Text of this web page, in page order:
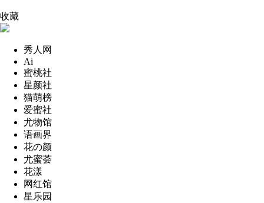
收藏
秀人网
Ai
蜜桃社
星颜社
猫萌榜
爱蜜社
尤物馆
语画界
花の颜
尤蜜荟
花漾
网红馆
星乐园